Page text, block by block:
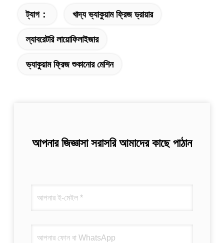
ট্যাগ： খাদ্য ভ্যাকুয়াম ফ্রিজ ড্রায়ার
ল্যাবরেটরি লায়োফিলাইজার
ভ্যাকুয়াম ফ্রিজ শুকানোর মেশিন
আপনার জিজ্ঞাসা সরাসরি আমাদের কাছে পাঠান